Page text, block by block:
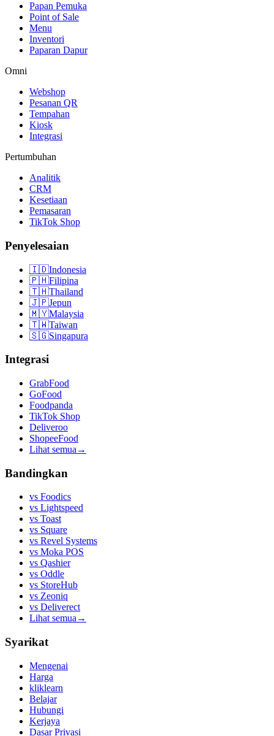
Papan Pemuka
Point of Sale
Menu
Inventori
Paparan Dapur
Omni
Webshop
Pesanan QR
Tempahan
Kiosk
Integrasi
Pertumbuhan
Analitik
CRM
Kesetiaan
Pemasaran
TikTok Shop
Penyelesaian
🇮🇩Indonesia
🇵🇭Filipina
🇹🇭Thailand
🇯🇵Jepun
🇲🇾Malaysia
🇹🇼Taiwan
🇸🇬Singapura
Integrasi
GrabFood
GoFood
Foodpanda
TikTok Shop
Deliveroo
ShopeeFood
Lihat semua →
Bandingkan
vs Foodics
vs Lightspeed
vs Toast
vs Square
vs Revel Systems
vs Moka POS
vs Qashier
vs Oddle
vs StoreHub
vs Zeoniq
vs Deliverect
Lihat semua →
Syarikat
Mengenai
Harga
kliklearn
Belajar
Hubungi
Kerjaya
Dasar Privasi